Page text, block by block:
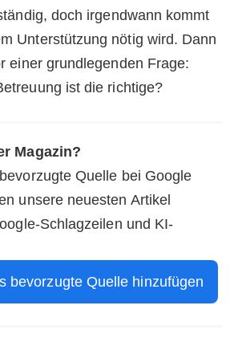
doch irgendwann kommt
Unterstützung nötig wird. Dann
einer grundlegenden Frage:
ist die richtige?
Magazin?
Quelle bei Google
unsere neuesten Artikel
Schlagzeilen und KI-
bevorzugte Quelle hinzufügen